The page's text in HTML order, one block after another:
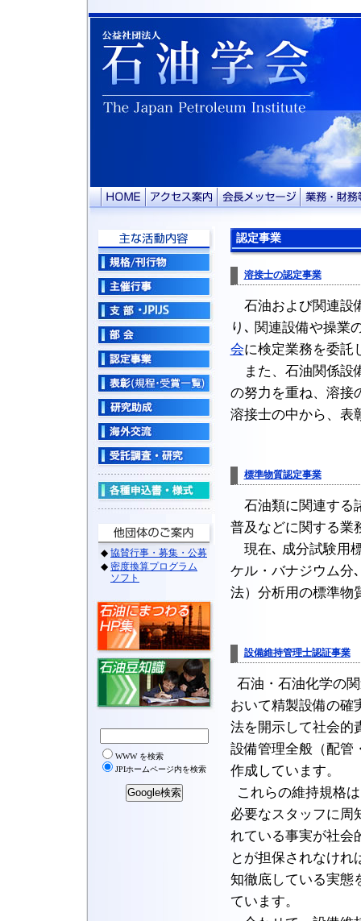
認定事業
溶接士の認定事業
石油および関連設
り､ 関連設備や操業
会に検定業務を委託
また、石油関係設
の努力を重ね、溶接
溶接士の中から、表
標準物質認定事業
石油類に関連する
普及などに関する業
現在､ 成分試験用
ケル・バナジウム分
法）分析用の標準物
設備維持管理士認証事業
石油・石油化学の
おいて精製設備の確
法を開示して社会的
設備管理全般（配管
作成しています。
これらの維持規格
必要なスタッフに周
れている事実が社会
とが担保されなけれ
知徹底している実態
ています。